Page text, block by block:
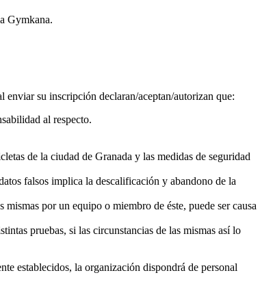
Gymkana.
enviar su inscripción declaran/aceptan/autorizan que:
al respecto.
de la ciudad de Granada y las medidas de seguridad
falsos implica la descalificación y abandono de la
por un equipo o miembro de éste, puede ser causa
pruebas, si las circunstancias de las mismas así lo
establecidos, la organización dispondrá de personal